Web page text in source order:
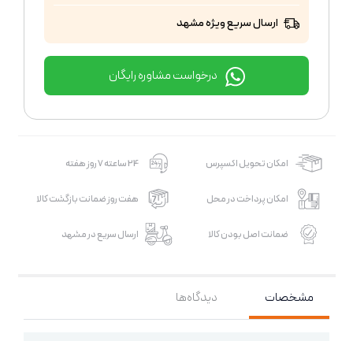
ارسال سریع ویژه مشهد
درخواست مشاوره رایگان
امکان تحویل اکسپرس 24 ساعته 7 روز هفته
امکان پرداخت در محل هفت روز ضمانت بازگشت کالا
ضمانت اصل بودن کالا ارسال سریع در مشهد
مشخصات دیدگاه‌ها